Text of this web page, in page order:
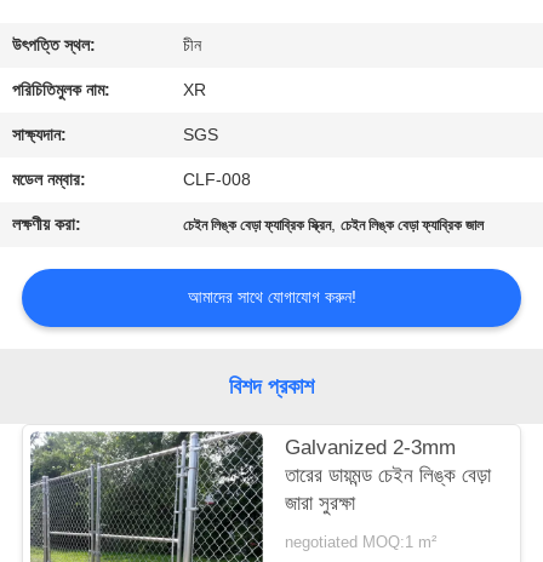
যোগাযোগ
করুন
উদ্ধৃতির
আবেদন
ম্যাপ
PRIVACY
POLICY
উৎপত্তি স্থল: চীন
পরিচিতিমুলক নাম: XR
সাক্ষ্যদান: SGS
মডেল নম্বার: CLF-008
লক্ষণীয় করা: চেইন লিঙ্ক বেড়া ফ্যাব্রিক স্ক্রিন,চেইন লিঙ্ক বেড়া ফ্যাব্রিক জাল
আমাদের সাথে যোগাযোগ করুন!
বিশদ প্রকাশ
Galvanized 2-3mm
তারের ডায়মন্ড চেইন লিঙ্ক বেড়া
জারা সুরক্ষা
negotiated MOQ:1 m²